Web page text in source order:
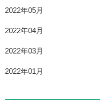
2022年05月
2022年04月
2022年03月
2022年01月